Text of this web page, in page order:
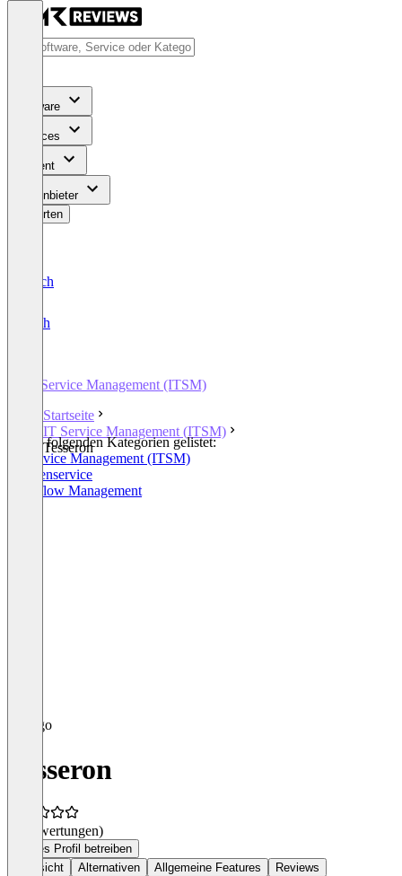
Software
Services
Content
Für Anbieter
Bewerten
Deutsch
English
IT Service Management (ITSM)
Startseite
IT Service Management (ITSM)
Tesseron
In den folgenden Kategorien gelistet:
IT Service Management (ITSM)
Kundenservice
Workflow Management
Tesseron
(0 Bewertungen)
Dieses Profil betreiben
Übersicht
Alternativen Allgemeine Features Reviews